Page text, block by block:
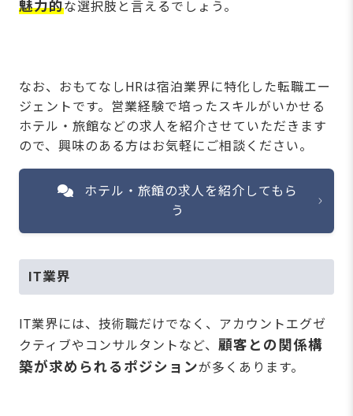
魅力的な選択肢と言えるでしょう。
なお、おもてなしHRは宿泊業界に特化した転職エー
ジェントです。営業経験で培ったスキルがいかせる
ホテル・旅館などの求人を紹介させていただきます
ので、興味のある方はお気軽にご相談ください。
ホテル・旅館の求人を紹介してもら
う
IT業界
IT業界には、技術職だけでなく、アカウントエグゼ
クティブやコンサルタントなど、 顧客との関係構
築が求められるポジションが多くあります。